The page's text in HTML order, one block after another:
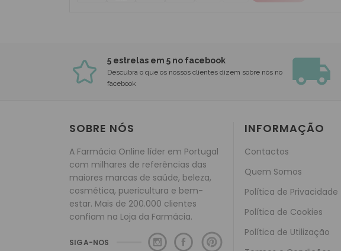
5 estrelas em 5 no facebook
Descubra o que os nossos clientes dizem sobre nós no
facebook
SOBRE NÓS
A Farmácia Online líder em Portugal
com milhares de referências das
maiores marcas de saúde, beleza,
cosmética, puericultura e bem-
estar. Mais de 200.000 clientes
confiam na Loja da Farmácia.
SIGA-NOS
INFORMAÇÃO
Contactos
Quem Somos
Política de Privacidade
Política de Cookies
Política de Utilização